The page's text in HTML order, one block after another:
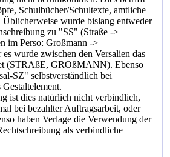
Schulbücher/Schultexte, amtliche
wurde bislang entweder
zu "SS" (Straße ->
im Perso: Großmann ->
wurde zwischen den Versalien das
(STRAßE, GROßMANN). Ebenso
SZ" selbstverständlich bei
ist dies natürlich nicht verbindlich,
bei bezahlter Auftragsarbeit, oder
haben Verlage die Verwendung der
als verbindliche